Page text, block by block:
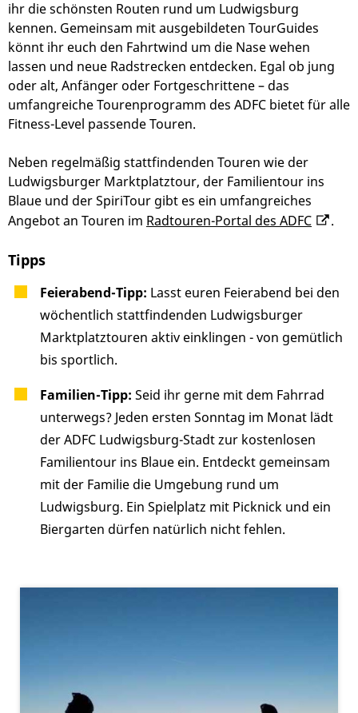
ihr die schönsten Routen rund um Ludwigsburg
kennen. Gemeinsam mit ausgebildeten TourGuides
könnt ihr euch den Fahrtwind um die Nase wehen
lassen und neue Radstrecken entdecken. Egal ob jung
oder alt, Anfänger oder Fortgeschrittene – das
umfangreiche Tourenprogramm des ADFC bietet für alle
Fitness-Level passende Touren.
Neben regelmäßig stattfindenden Touren wie der
Ludwigsburger Marktplatztour, der Familientour ins
Blaue und der SpiriTour gibt es ein umfangreiches
Angebot an Touren im Radtouren-Portal des ADFC .
Tipps
Feierabend-Tipp: Lasst euren Feierabend bei den
wöchentlich stattfindenden Ludwigsburger
Marktplatztouren aktiv einklingen - von gemütlich
bis sportlich.
Familien-Tipp: Seid ihr gerne mit dem Fahrrad
unterwegs? Jeden ersten Sonntag im Monat lädt
der ADFC Ludwigsburg-Stadt zur kostenlosen
Familientour ins Blaue ein. Entdeckt gemeinsam
mit der Familie die Umgebung rund um
Ludwigsburg. Ein Spielplatz mit Picknick und ein
Biergarten dürfen natürlich nicht fehlen.